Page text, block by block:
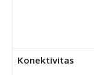
Konektivitas